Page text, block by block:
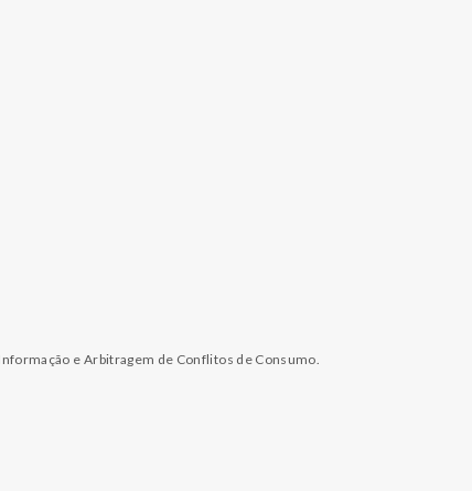
e Arbitragem de Conflitos de Consumo.